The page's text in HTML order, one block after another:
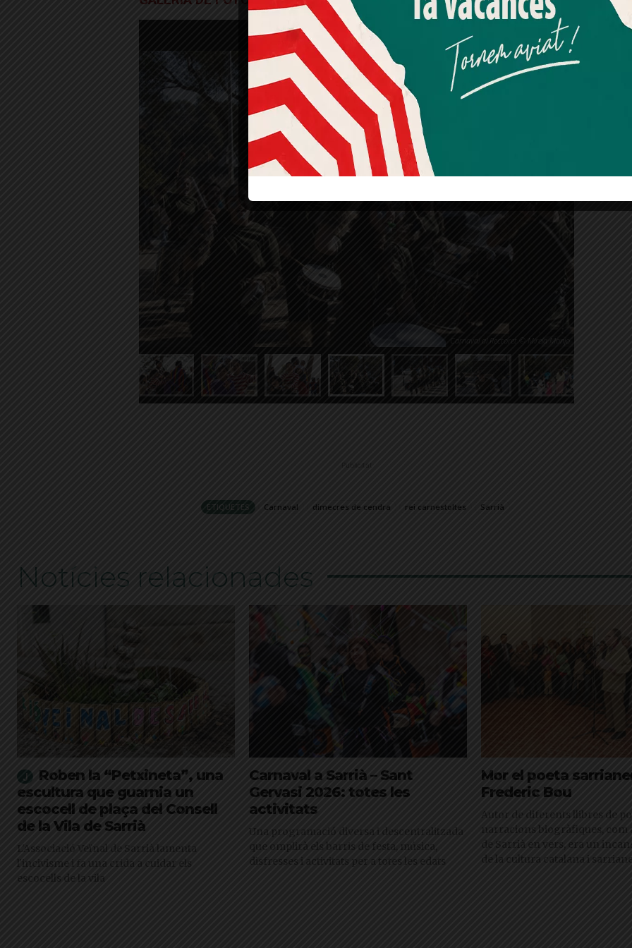
Carnaval al Rectoret © Mireia Monjo
Publicitat
ETIQUETES Carnaval dimecres de cendra rei carnestoltes Sarrià
Notícies relacionades
Roben la “Petxineta”, una
escultura que guarnia un
escocell de plaça del Consell
de la Vila de Sarrià
L'Associació Veïnal de Sarrià lamenta
l'incivisme i fa una crida a cuidar els
escocells de la vila
Carnaval a Sarrià – Sant
Gervasi 2026: totes les
activitats
Una programació diversa i descentralitzada
que omplirà els barris de festa, música,
disfresses i activitats per a totes les edats
Mor el poeta
Frederic Bou
Autor de diferents llibres de
narracions biogràfiques, com
de Sarrià en vers, era un
de la cultura catalana i
Més informació Acceptar Rebutjar tot
Quan l’usuari crea un compte al Diari el Jardí, dona el seu
consentiment explícit per rebre comunicacions
informatives relacionades amb el servei. Aquest
consentiment pot ser revocat en qualsevol moment
mitjançant l’enllaç de baixa present a tots els correus.